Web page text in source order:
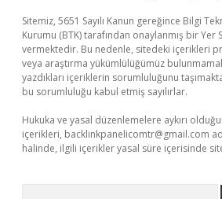
Sitemiz, 5651 Sayılı Kanun gereğince Bilgi
Kurumu (BTK) tarafından onaylanmış bir Yer
vermektedir. Bu nedenle, sitedeki içerikleri
veya araştırma yükümlülüğümüz
yazdıkları içeriklerin sorumluluğunu
bu sorumluluğu kabul etmiş sayılırlar.
Hukuka ve yasal düzenlemelere aykırı
içerikleri, backlinkpanelicomtr@gmail.com
halinde, ilgili içerikler yasal süre içerisinde